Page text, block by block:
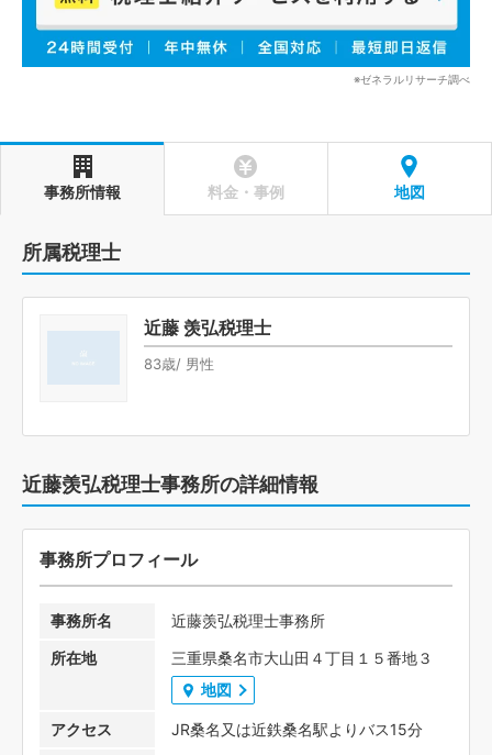
※ゼネラルリサーチ調べ
事務所情報 料金・事例 地図
所属税理士
近藤 羡弘税理士
83歳/ 男性
近藤羡弘税理士事務所の詳細情報
事務所プロフィール
事務所名
近藤羡弘税理士事務所
所在地
三重県桑名市大山田４丁目１５番地３
地図
アクセス
JR桑名又は近鉄桑名駅よりバス15分